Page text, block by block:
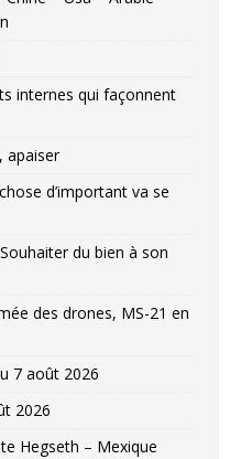
internes qui façonnent
apaiser
d’important va se
du bien à son
des drones, MS-21 en
7 août 2026
2026
Hegseth – Mexique